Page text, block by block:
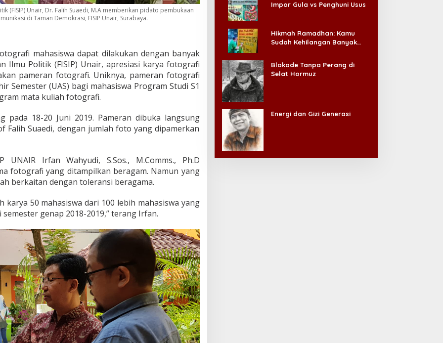
(FISIP) Unair, Dr. Falih Suaedi, M.A memberikan pidato pembukaan
di Taman Demokrasi, FISIP Unair, Surabaya.
mahasiswa dapat dilakukan dengan banyak
Ilmu Politik (FISIP) Unair, apresiasi karya fotografi
pameran fotografi. Uniknya, pameran fotografi
Semester (UAS) bagi mahasiswa Program Studi S1
mata kuliah fotografi.
pada 18-20 Juni 2019. Pameran dibuka langsung
Falih Suaedi, dengan jumlah foto yang dipamerkan
UNAIR Irfan Wahyudi, S.Sos., M.Comms., Ph.D
fotografi yang ditampilkan beragam. Namun yang
berkaitan dengan toleransi beragama.
karya 50 mahasiswa dari 100 lebih mahasiswa yang
genap 2018-2019,” terang Irfan.
Impor Gula vs Penghuni Usus
Hikmah Ramadhan: Kamu
Sudah Kehilangan Banyak
Blokade Tanpa Perang di
Selat Hormuz
Energi dan Gizi Generasi